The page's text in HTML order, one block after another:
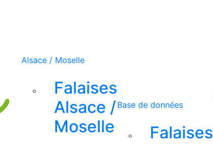
Alsace / Moselle
Falaises
Alsace /
Moselle
Base de données
Falaises